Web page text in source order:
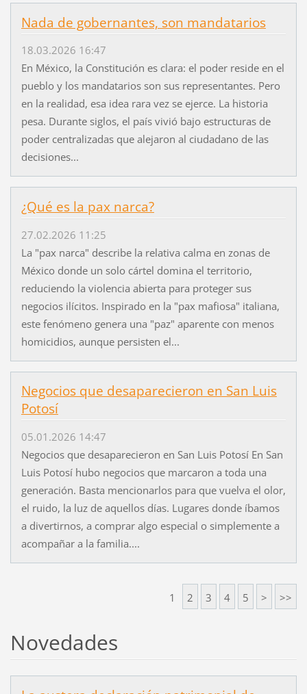
Nada de gobernantes, son mandatarios
18.03.2026 16:47
En México, la Constitución es clara: el poder reside en el
pueblo y los mandatarios son sus representantes. Pero
en la realidad, esa idea rara vez se ejerce. La historia
pesa. Durante siglos, el país vivió bajo estructuras de
poder centralizadas que alejaron al ciudadano de las
decisiones...
¿Qué es la pax narca?
27.02.2026 11:25
La "pax narca" describe la relativa calma en zonas de
México donde un solo cártel domina el territorio,
reduciendo la violencia abierta para proteger sus
negocios ilícitos. Inspirado en la "pax mafiosa" italiana,
este fenómeno genera una "paz" aparente con menos
homicidios, aunque persisten el...
Negocios que desaparecieron en San Luis
Potosí
05.01.2026 14:47
Negocios que desaparecieron en San Luis Potosí En San
Luis Potosí hubo negocios que marcaron a toda una
generación. Basta mencionarlos para que vuelva el olor,
el ruido, la luz de aquellos días. Lugares donde íbamos
a divertirnos, a comprar algo especial o simplemente a
acompañar a la familia....
1 2 3 4 5 > >>
Novedades